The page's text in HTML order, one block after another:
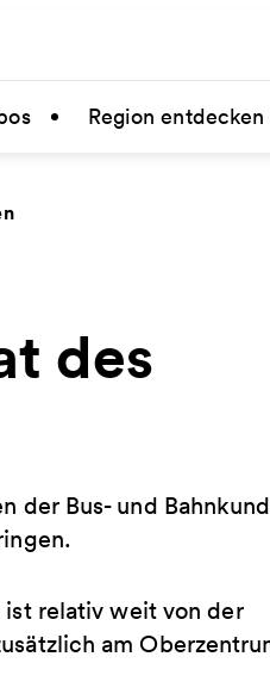
Region entdecken
des
der Bus- und
relativ weit von der
am